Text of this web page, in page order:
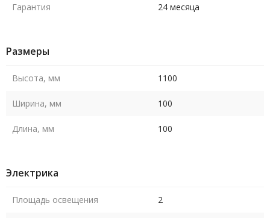
Гарантия 24 месяца
Размеры
Высота, мм 1100
Ширина, мм 100
Длина, мм 100
Электрика
Площадь освещения 2